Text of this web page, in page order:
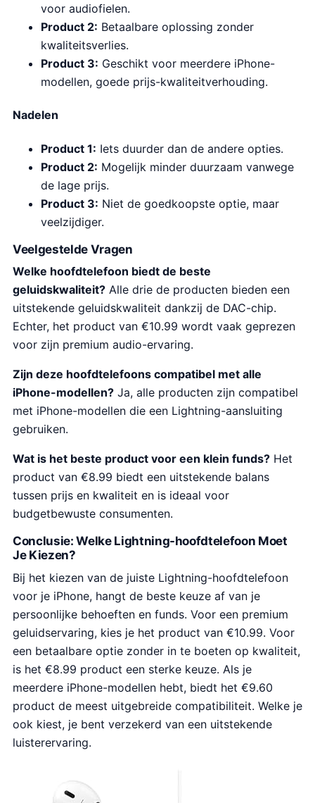
voor audiofielen.
Product 2: Betaalbare oplossing zonder
kwaliteitsverlies.
Product 3: Geschikt voor meerdere iPhone-
modellen, goede prijs-kwaliteitverhouding.
Nadelen
Product 1: Iets duurder dan de andere opties.
Product 2: Mogelijk minder duurzaam vanwege
de lage prijs.
Product 3: Niet de goedkoopste optie, maar
veelzijdiger.
Veelgestelde Vragen
Welke hoofdtelefoon biedt de beste
geluidskwaliteit? Alle drie de producten bieden een
uitstekende geluidskwaliteit dankzij de DAC-chip.
Echter, het product van €10.99 wordt vaak geprezen
voor zijn premium audio-ervaring.
Zijn deze hoofdtelefoons compatibel met alle
iPhone-modellen? Ja, alle producten zijn compatibel
met iPhone-modellen die een Lightning-aansluiting
gebruiken.
Wat is het beste product voor een klein funds? Het
product van €8.99 biedt een uitstekende balans
tussen prijs en kwaliteit en is ideaal voor
budgetbewuste consumenten.
Conclusie: Welke Lightning-hoofdtelefoon Moet
Je Kiezen?
Bij het kiezen van de juiste Lightning-hoofdtelefoon
voor je iPhone, hangt de beste keuze af van je
persoonlijke behoeften en funds. Voor een premium
geluidservaring, kies je het product van €10.99. Voor
een betaalbare optie zonder in te boeten op kwaliteit,
is het €8.99 product een sterke keuze. Als je
meerdere iPhone-modellen hebt, biedt het €9.60
product de meest uitgebreide compatibiliteit. Welke je
ook kiest, je bent verzekerd van een uitstekende
luisterervaring.